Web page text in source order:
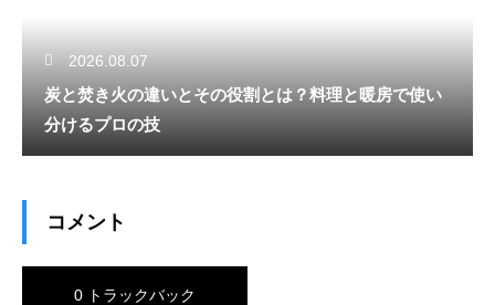
2026.08.07
炭と焚き火の違いとその役割とは？料理と暖房で使い
分けるプロの技
コメント
0 トラックバック